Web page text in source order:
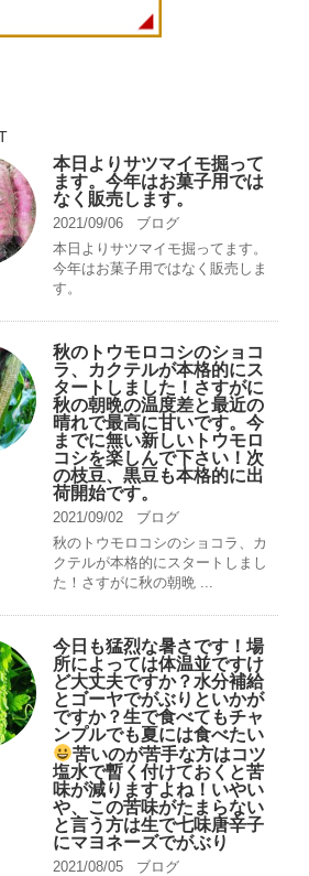
本日よりサツマイモ掘って
ます。今年はお菓子用では
なく販売します。
2021/09/06
ブログ
本日よりサツマイモ掘ってます。
今年はお菓子用ではなく販売しま
す。
秋のトウモロコシのショコ
ラ、カクテルが本格的にス
タートしました！さすがに
秋の朝晩の温度差と最近の
晴れで最高に甘いです。今
までに無い新しいトウモロ
コシを楽しんで下さい！次
の枝豆、黒豆も本格的に出
荷開始です。
2021/09/02
ブログ
秋のトウモロコシのショコラ、カ
クテルが本格的にスタートしまし
た！さすがに秋の朝晩 ...
今日も猛烈な暑さです！場
所によっては体温並ですけ
ど大丈夫ですか？水分補給
とゴーヤでがぶりといかが
ですか？生で食べてもチャ
ンプルでも夏には食べたい
苦いのが苦手な方はコツ
塩水で暫く付けておくと苦
味が減りますよね！いやい
や、この苦味がたまらない
と言う方は生で七味唐辛子
にマヨネーズでがぶり
2021/08/05
ブログ